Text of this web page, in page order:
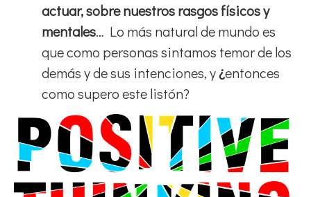
actuar, sobre nuestros rasgos físicos y
mentales… Lo más natural de mundo es
que como personas sintamos temor de los
demás y de sus intenciones, y¿entonces
como supero este listón?